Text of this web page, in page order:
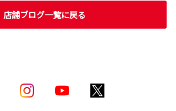
店舗ブログ一覧に戻る